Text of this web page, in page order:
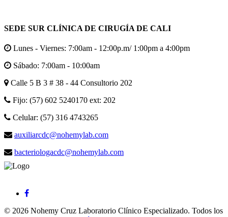
SEDE SUR CLÍNICA DE CIRUGÍA DE CALI
Lunes - Viernes: 7:00am - 12:00p.m/ 1:00pm a 4:00pm
Sábado: 7:00am - 10:00am
Calle 5 B 3 # 38 - 44 Consultorio 202
Fijo: (57) 602 5240170 ext: 202
Celular: (57) 316 4743265
auxiliarcdc@nohemylab.com
bacteriologacdc@nohemylab.com
© 2026 Nohemy Cruz Laboratorio Clínico Especializado. Todos los